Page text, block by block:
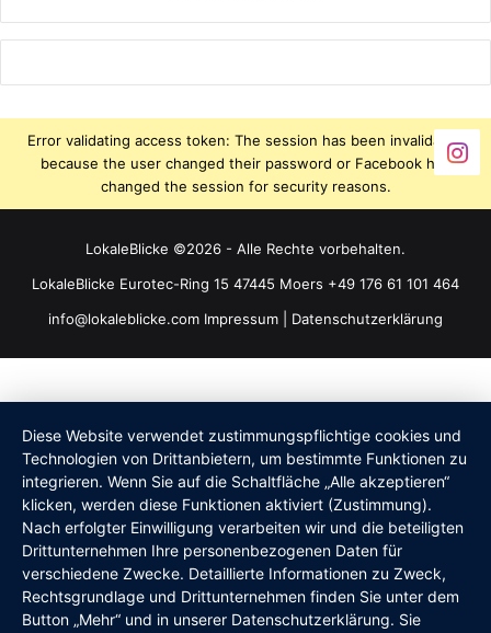
Error validating access token: The session has been invalidated
because the user changed their password or Facebook has
changed the session for security reasons.
LokaleBlicke ©2026 - Alle Rechte vorbehalten.
LokaleBlicke Eurotec-Ring 15 47445 Moers +49 176 61 101 464
info@lokaleblicke.com Impressum Datenschutzerklärung
Diese Website verwendet zustimmungspflichtige cookies und
Technologien von Drittanbietern, um bestimmte Funktionen zu
integrieren. Wenn Sie auf die Schaltfläche „Alle akzeptieren“
klicken, werden diese Funktionen aktiviert (Zustimmung).
Nach erfolgter Einwilligung verarbeiten wir und die beteiligten
Drittunternehmen Ihre personenbezogenen Daten für
verschiedene Zwecke. Detaillierte Informationen zu Zweck,
Rechtsgrundlage und Drittunternehmen finden Sie unter dem
Button „Mehr“ und in unserer Datenschutzerklärung. Sie